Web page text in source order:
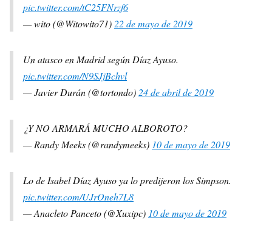
pic.twitter.com/tC25FNrzf6
— wito (@Witowito71) 22 de mayo de 2019
Un atasco en Madrid según Díaz Ayuso.
pic.twitter.com/N9SJjBchvl
— Javier Durán (@tortondo) 24 de abril de 2019
¿Y NO ARMARÁ MUCHO ALBOROTO?
— Randy Meeks (@randymeeks) 10 de mayo de 2019
Lo de Isabel Díaz Ayuso ya lo predijeron los Simpson.
pic.twitter.com/UJrOneh7L8
— Anacleto Panceto (@Xuxipc) 10 de mayo de 2019